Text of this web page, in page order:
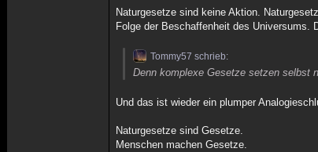
Naturgesetze sind keine Aktion.
Folge der Beschaffenheit des Universums.
Tommy57 schrieb:
Denn komplexe Gesetze setzen selbst
Und das ist wieder ein plumper
Naturgesetze sind Gesetze.
Menschen machen Gesetze.